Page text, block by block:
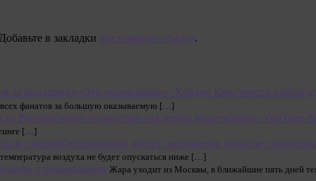
в закладки постоянную ссылку.
«Это потрясающе»: Хейден Кристенсен
всех фанатов за большую оказываемую […]
Google полностью отключил монетизацию YouTube-
[…]
Освежающий десерт: мороженое помогает
воздуха не будет опускаться ниже […]
о похолодании Жара уходит из Москвы, в ближайшие пять дней